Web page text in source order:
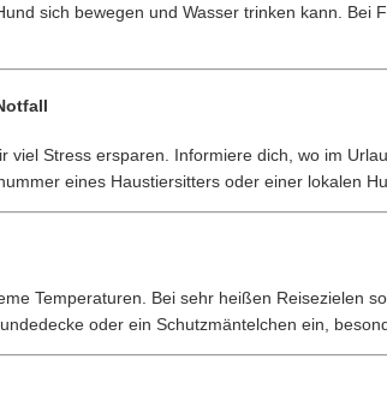
sich bewegen und Wasser trinken kann.
viel Stress ersparen. Informiere dich, wo im
eines Haustiersitters oder einer lokalen
Temperaturen. Bei sehr heißen Reisezielen
oder ein Schutzmäntelchen ein,